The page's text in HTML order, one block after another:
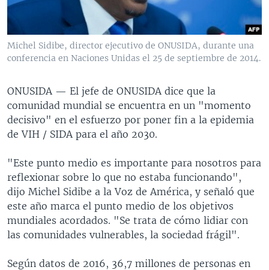
ENTRETENIMIENTO Y CULTURA
TECNOLOGÍA
CIENCIA Y SALUD
FOTOGRAFÍA
PROGRAMAS TV
EL MUNDO AL DÍA
VISIÓN 360
LAS CLAVES
PANORAMA
RADIO
AUDIONOTICIAS
BUENOS DÍAS AMÉRICA
ESTADOS UNIDOS AL DÍA
EL MUNDO AL DÍA [RADIO]
FORO [RADIO]
DEPORTIVO INTERNACIONAL
NOTA ECONÓMICA
DOCUMENTALES DE LA VOA
Learning English
SÍGANOS
Idiomas
Michel Sidibe, director ejecutivo de ONUSIDA, durante una
conferencia en Naciones Unidas el 25 de septiembre de 2014.
ONUSIDA — El jefe de ONUSIDA dice que la
comunidad mundial se encuentra en un "momento
decisivo" en el esfuerzo por poner fin a la epidemia
de VIH / SIDA para el año 2030.
"Este punto medio es importante para nosotros para
reflexionar sobre lo que no estaba funcionando",
dijo Michel Sidibe a la Voz de América, y señaló que
este año marca el punto medio de los objetivos
mundiales acordados. "Se trata de cómo lidiar con
las comunidades vulnerables, la sociedad frágil".
Según datos de 2016, 36,7 millones de personas en